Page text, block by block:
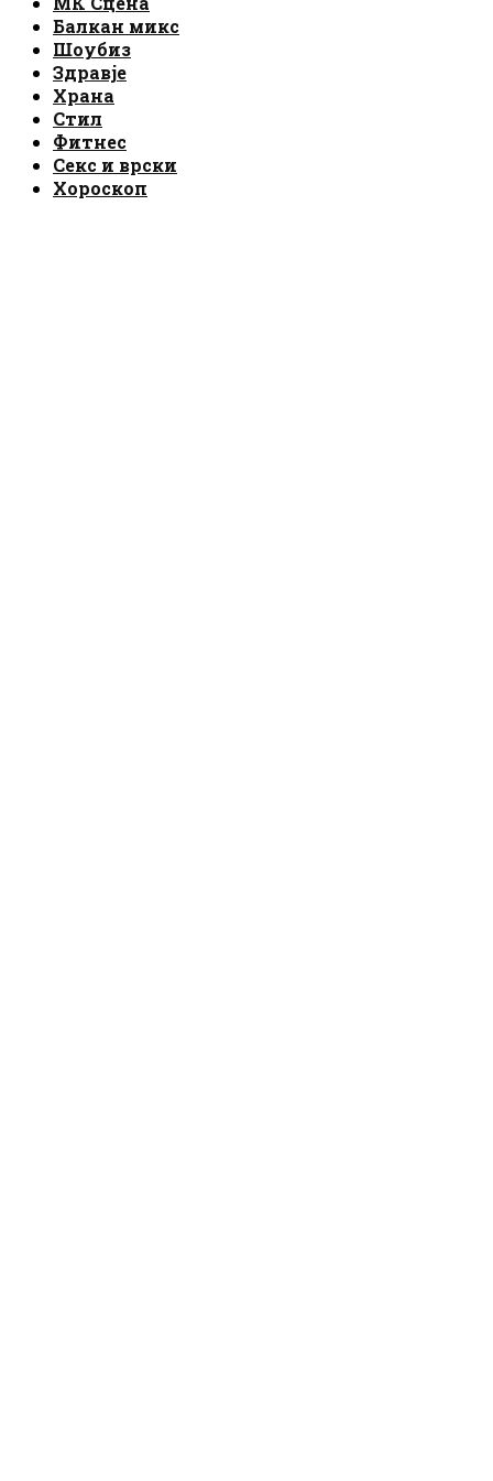
Балкан микс
Шоубиз
Здравје
Храна
Стил
Фитнес
Секс и врски
Хороскоп